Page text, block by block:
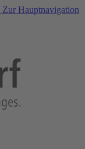
Zur Hauptnavigation